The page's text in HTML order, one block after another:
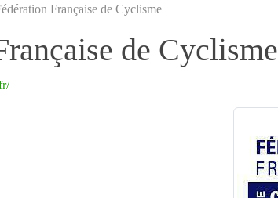
Française de Cyclisme
de Cyclisme